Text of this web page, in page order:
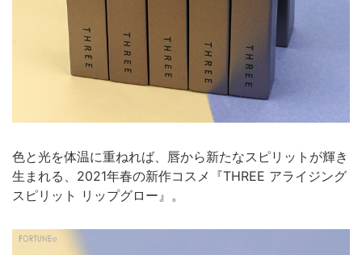
色と光を体温に重ねれば、唇から新たなスピリットが輝き
生まれる、2021年春の新作コスメ『THREE アライジング
スピリット リップグロー』。